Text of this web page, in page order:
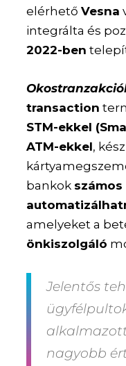
elérhetőVesna
integrálta és
2022-ben
transaction
STM-ekkel
ATM-ekkel,
bankok
amelyeket a
önkiszolgáló
Jelentős
nagyobb